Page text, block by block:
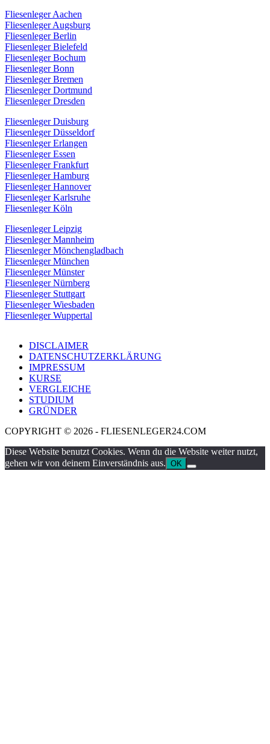
Fliesenleger Aachen
Fliesenleger Augsburg
Fliesenleger Berlin
Fliesenleger Bielefeld
Fliesenleger Bochum
Fliesenleger Bonn
Fliesenleger Bremen
Fliesenleger Dortmund
Fliesenleger Dresden
Fliesenleger Duisburg
Fliesenleger Düsseldorf
Fliesenleger Erlangen
Fliesenleger Essen
Fliesenleger Frankfurt
Fliesenleger Hamburg
Fliesenleger Hannover
Fliesenleger Karlsruhe
Fliesenleger Köln
Fliesenleger Leipzig
Fliesenleger Mannheim
Fliesenleger Mönchengladbach
Fliesenleger München
Fliesenleger Münster
Fliesenleger Nürnberg
Fliesenleger Stuttgart
Fliesenleger Wiesbaden
Fliesenleger Wuppertal
DISCLAIMER
DATENSCHUTZERKLÄRUNG
IMPRESSUM
KURSE
VERGLEICHE
STUDIUM
GRÜNDER
COPYRIGHT © 2026 - FLIESENLEGER24.COM
Diese Website benutzt Cookies. Wenn du die Website weiter nutzt,
gehen wir von deinem Einverständnis aus. OK